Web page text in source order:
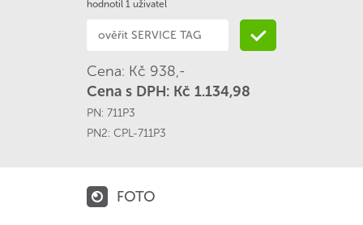
hodnotil 1 uživatel
Cena: Kč 938,-
Cena s DPH: Kč 1.134,98
PN: 711P3
PN2: CPL-711P3
FOTO